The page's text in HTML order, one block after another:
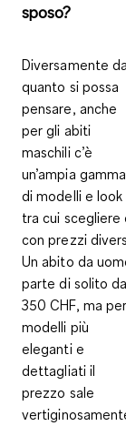
sposo?
Diversamente da
quanto si possa
pensare, anche
per gli abiti
maschili c’è
un’ampia gamma
di modelli e look
tra cui scegliere
con prezzi
Un abito da
parte di solito
350 CHF, ma
modelli più
eleganti e
dettagliati il
prezzo sale